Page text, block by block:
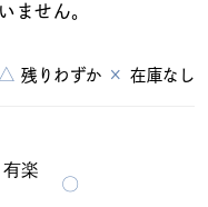
ません。
△ 残りわずか × 在庫なし
楽
〇